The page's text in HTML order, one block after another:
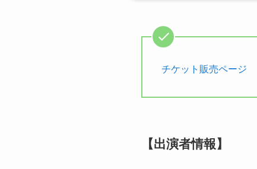
チケット販売ページ
【出演者情報】